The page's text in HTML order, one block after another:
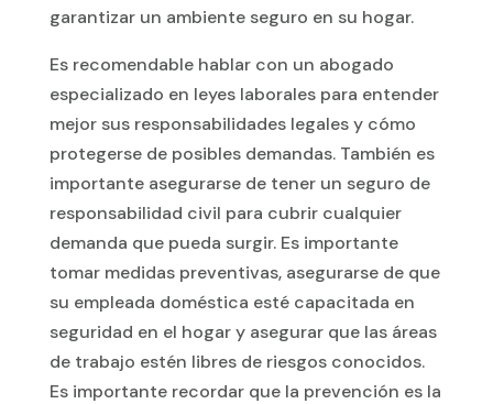
garantizar un ambiente seguro en su hogar.
Es recomendable hablar con un abogado
especializado en leyes laborales para entender
mejor sus responsabilidades legales y cómo
protegerse de posibles demandas. También es
importante asegurarse de tener un seguro de
responsabilidad civil para cubrir cualquier
demanda que pueda surgir. Es importante
tomar medidas preventivas, asegurarse de que
su empleada doméstica esté capacitada en
seguridad en el hogar y asegurar que las áreas
de trabajo estén libres de riesgos conocidos.
Es importante recordar que la prevención es la